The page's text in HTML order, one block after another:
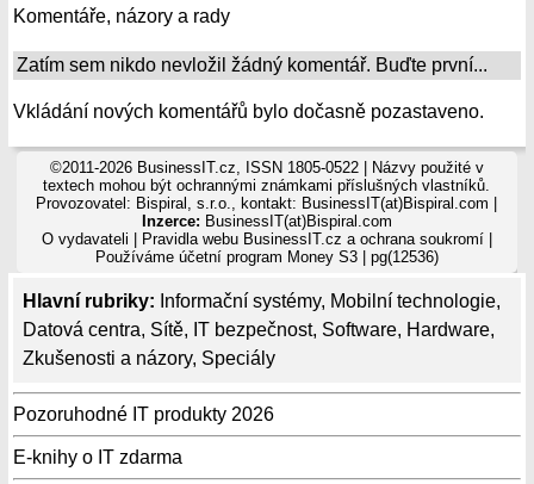
Hlavní rubriky: Informační systémy, Mobilní technologie,
Datová centra, Sítě, IT bezpečnost, Software, Hardware,
Zkušenosti a názory, Speciály
Pozoruhodné IT produkty 2026
E-knihy o IT zdarma
Komentáře, názory a rady
Zatím sem nikdo nevložil žádný komentář. Buďte první...
Vkládání nových komentářů bylo dočasně pozastaveno.
©2011-2026 BusinessIT.cz, ISSN 1805-0522 | Názvy použité v
textech mohou být ochrannými známkami příslušných vlastníků.
Provozovatel: Bispiral, s.r.o., kontakt: BusinessIT(at)Bispiral.com |
Inzerce: BusinessIT(at)Bispiral.com
O vydavateli
Pravidla webu BusinessIT.cz a ochrana soukromí|
Používáme účetní program Money S3| pg(12536)